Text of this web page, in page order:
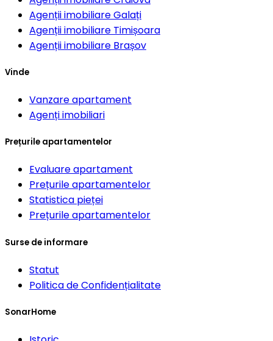
Agenții imobiliareGalați
Agenții imobiliare Timișoara
Agenții imobiliare Brașov
Vinde
Vanzare apartament
Agenți imobiliari
Prețurile apartamentelor
Evaluare apartament
Prețurile apartamentelor
Statistica pieței
Prețurile apartamentelor
Surse de informare
Statut
Politica de Confidențialitate
SonarHome